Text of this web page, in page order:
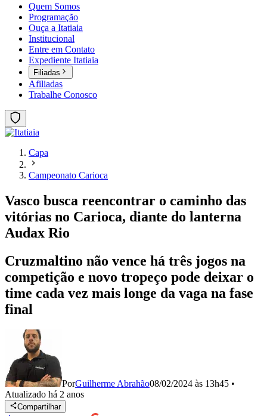
Quem Somos
Programação
Ouça a Itatiaia
Institucional
Entre em Contato
Expediente Itatiaia
Filiadas
Afiliadas
Trabalhe Conosco
Capa
Campeonato Carioca
Vasco busca reencontrar o caminho das
vitórias no Carioca, diante do lanterna
Audax Rio
Cruzmaltino não vence há três jogos na
competição e novo tropeço pode deixar o
time cada vez mais longe da vaga na fase
final
PorGuilherme Abrahão08/02/2024 às 13h45 •
Atualizado há 2 anos
Compartilhar